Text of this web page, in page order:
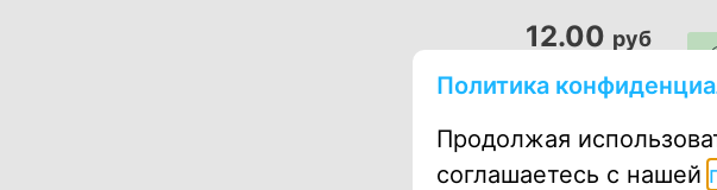
12.00 руб
Набор,
красоты и
Политика
Продолжая
соглашаетесь с нашей